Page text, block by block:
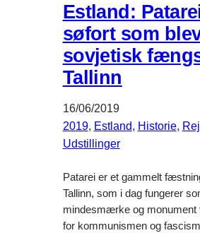
Estland:
søfort som
sovjetisk
Tallinn
16/06/2019
2019, Estland, Historie,
Udstillinger
Patarei er et gammelt
Tallinn, som i dag fungerer
mindesmærke og monument
for kommunismen og